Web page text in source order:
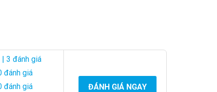
nhận. Đây là món quà không chỉ tươi đẹp mà còn
nghĩa:
| 3 đánh giá
đánh giá
đánh giá
ĐÁNH GIÁ NGAY